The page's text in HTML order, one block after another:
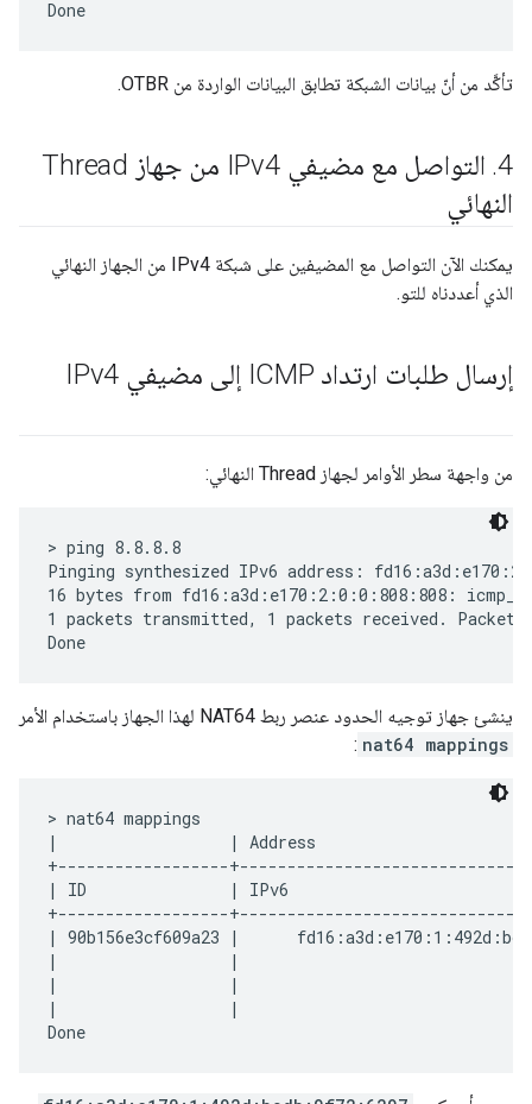
تأكَّد من أنّ بيانات الشبكة تطابق البيانات الواردة من OTBR.
4
.
التواصل مع مضيفي IPv4 من جهاز Thread
النهائي
يمكنك الآن التواصل مع المضيفين على شبكة IPv4 من الجهاز النهائي
الذي أعددناه للتو.
إرسال طلبات ارتداد ICMP إلى مضيفي IPv4
من واجهة سطر الأوامر لجهاز Thread النهائي:
> ping 8.8.8.8
Pinging synthesized IPv6 address:
16 bytes from fd16:a3d:e170:2:0:0:808:808:
1 packets transmitted, 1 packets received. Packet
ينشئ جهاز توجيه الحدود عنصر ربط NAT64 لهذا الجهاز باستخدام الأمر
nat64 mappings
:
> nat64 mappings
|                  | Address
+------------------
| ID               | IPv6
+------------------
| 90b156e3cf609a23 |
|                  |
|                  |
|                  |